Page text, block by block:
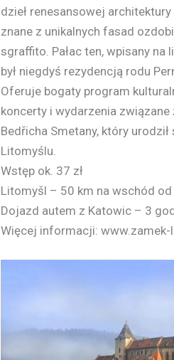
dzieł renesansowej architektury
znane z unikalnych fasad
sgraffito. Pałac ten, wpisany na
był niegdyś rezydencją rodu
Oferuje bogaty program
koncerty i wydarzenia
Bedřicha Smetany, który urodził
Litomyślu.
Wstęp ok. 37 zł
Litomyšl – 50 km na wschód od
Dojazd autem z Katowic – 3
Więcej informacji: